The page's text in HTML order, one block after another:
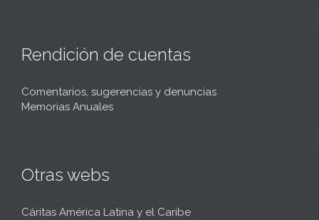
Rendición de cuentas
Comentarios, sugerencias y denuncias
Memorias Anuales
Otras webs
Cáritas América Latina y el Caribe